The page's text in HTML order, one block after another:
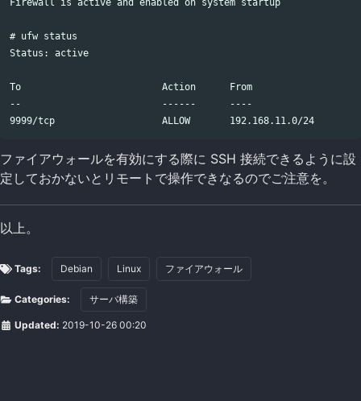
Firewall is active and enabled on system startup
# ufw status
Status: active
To                         Action      From
--                         ------      ----
ファイアウォールを有効にする際に SSH 接続できるように設
定しておかないとリモートで操作できなるのでご注意を。
以上。
Tags: Debian Linux ファイアウォール
Categories: サーバ構築
Updated: 2019-10-26 00:20